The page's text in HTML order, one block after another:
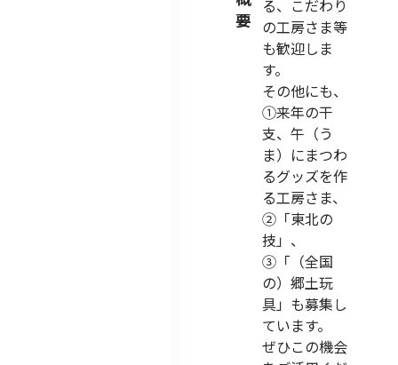
要
る、こだわり
の工房さま等
も歓迎しま
す。
その他にも、
①来年の干
支、午（う
ま）にまつわ
るグッズを作
る工房さま、
②「東北の
技」、
③「（全国
の）郷土玩
具」も募集し
ています。
ぜひこの機会